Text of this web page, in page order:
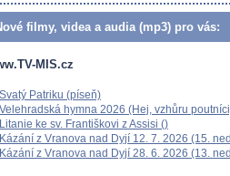
filmy, videa a audia (mp3) pro vás:
MIS.cz
Svatý Patriku (píseň)
Velehradská hymna 2026 (Hej, vzhůru
Litanie ke sv. Františkovi z Assisi ()
Kázání z Vranova nad Dyjí 12. 7. 2026 (15.
Kázání z Vranova nad Dyjí 28. 6. 2026 (13.